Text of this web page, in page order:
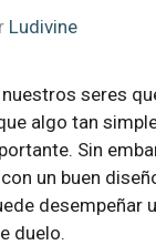
Ludivine
seres
algo tan
Sin
un buen
desempeñar
duelo.